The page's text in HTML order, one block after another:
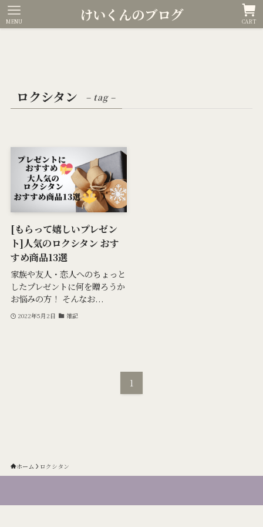
けいくんのブログ CART
MENU
ロクシタン – tag –
[もらって嬉しいプレゼン
ト]人気のロクシタン おす
すめ商品13選
家族や友人・恋人へのちょっと
したプレゼントに何を贈ろうか
お悩みの方！ そんなお...
2022年5月2日 雑記
1
ホーム ロクシタン